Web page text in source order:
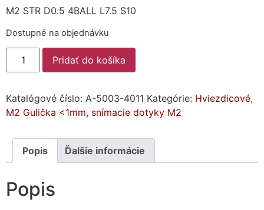
M2 STR D0.5 4BALL L7.5 S10
Dostupné na objednávku
Pridať do košíka
Katalógové číslo: A-5003-4011 Kategórie: Hviezdicové,
M2 Gulička <1mm, snímacie dotyky M2
Popis Ďalšie informácie
Popis